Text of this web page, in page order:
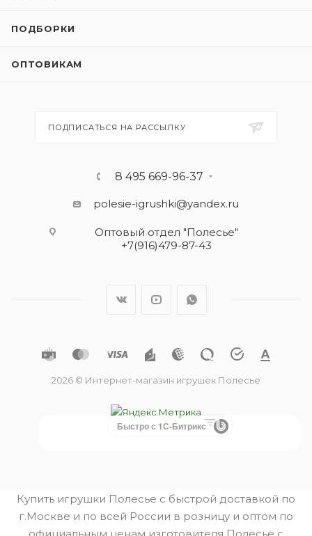
ПОДБОРКИ
ОПТОВИКАМ
ПОДПИСАТЬСЯ НА РАССЫЛКУ
8 495 669-96-37
polesie-igrushki@yandex.ru
Оптовый отдел "Полесье"
+7(916)479-87-43
2026 © Интернет-магазин игрушек Полесье
Быстро с 1С-Битрикс
Купить игрушки Полесье с быстрой доставкой по
г.Москве и по всей России в розницу и оптом по